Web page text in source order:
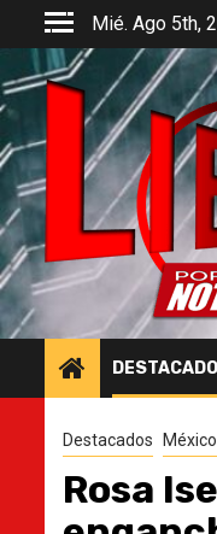
Saltar
contenido
Mié. Ago 5th,
Destacados
Rosa